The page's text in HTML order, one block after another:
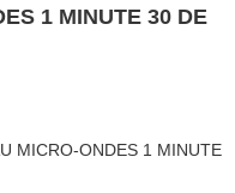
1 MINUTE 30 DE